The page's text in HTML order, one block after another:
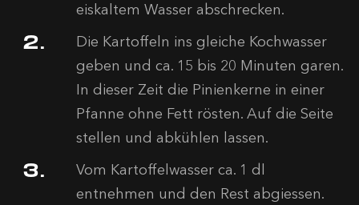
eiskaltem Wasser abschrecken.
Die Kartoffeln ins gleiche Kochwasser
geben und ca. 15 bis 20 Minuten garen.
In dieser Zeit die Pinienkerne in einer
Pfanne ohne Fett rösten. Auf die Seite
stellen und abkühlen lassen.
Vom Kartoffelwasser ca. 1 dl
entnehmen und den Rest abgiessen.